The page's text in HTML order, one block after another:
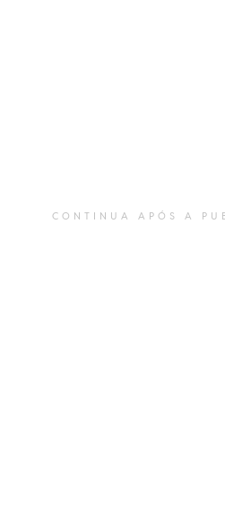
CONTINUA APÓS A